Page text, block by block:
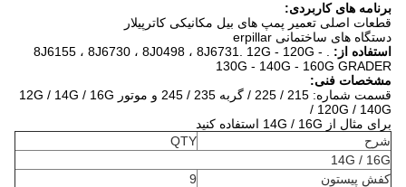
برنامه های کاربردی:
قطعات اصلی تعمیر پمپ های بیل مکانیکی كاترپیلار
دستگاه های ساختمانی erpillar
استفاده از: . 8J6155 ، 8J6730 ، 8J0498 ، 8J6731. 12G - 120G -
130G - 140G - 160G GRADER
مشخصات فنی:
قسمت شماره: 215 / 225 / گربه 235 / 245 و موتور 12G / 14G / 16G
/ 120G / 140G
برای مثال از 14G / 16G استفاده کنید
شرح
QTY
14G / 16G
کفش پیستون